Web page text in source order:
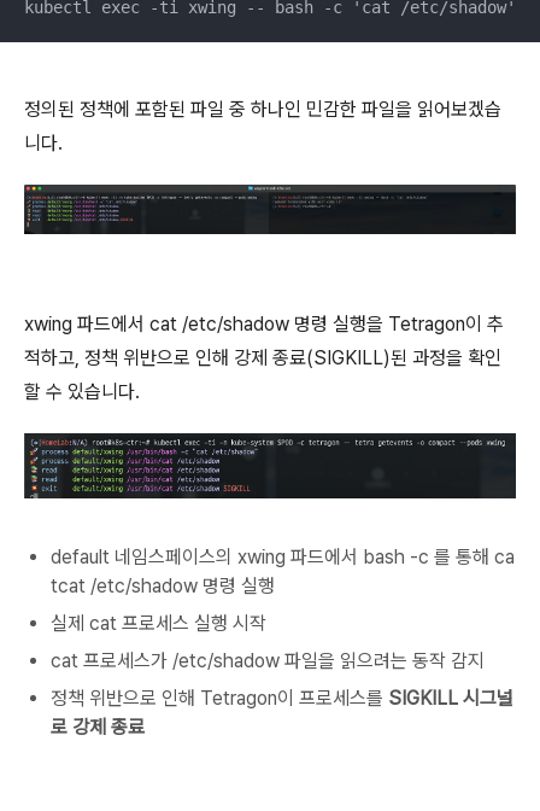
kubectl exec -ti xwing -- bash -c 'cat /etc/shadow'
정의된 정책에 포함된 파일 중 하나인 민감한 파일을 읽어보겠습
니다.
xwing 파드에서 cat /etc/shadow 명령 실행을 Tetragon이 추
적하고, 정책 위반으로 인해 강제 종료(SIGKILL)된 과정을 확인
할 수 있습니다.
default 네임스페이스의 xwing 파드에서 bash -c 를 통해 ca
tcat /etc/shadow 명령 실행
실제 cat 프로세스 실행 시작
cat 프로세스가 /etc/shadow 파일을 읽으려는 동작 감지
정책 위반으로 인해 Tetragon이 프로세스를 SIGKILL 시그널
로 강제 종료